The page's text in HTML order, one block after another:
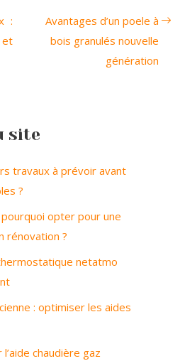
:
Avantages d’un poele à
bois granulés nouvelle
génération
site
travaux à prévoir avant
?
opter pour une
rénovation ?
netatmo
: optimiser les aides
chaudière gaz